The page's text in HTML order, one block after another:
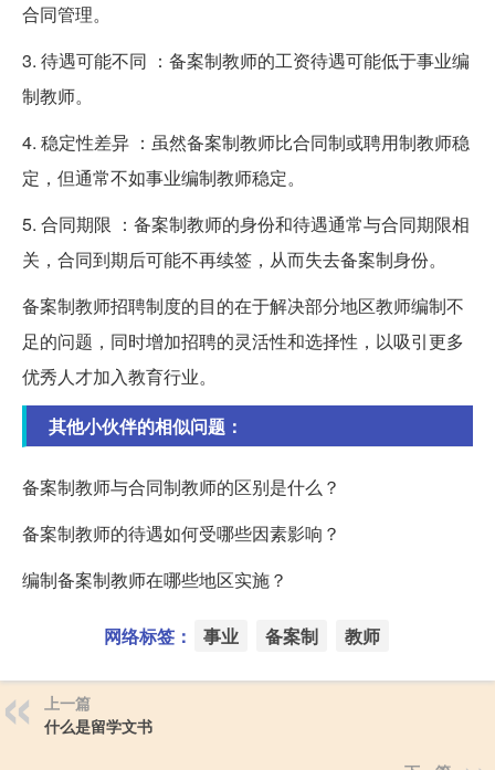
合同管理。
3. 待遇可能不同 ：备案制教师的工资待遇可能低于事业编
制教师。
4. 稳定性差异 ：虽然备案制教师比合同制或聘用制教师稳
定，但通常不如事业编制教师稳定。
5. 合同期限 ：备案制教师的身份和待遇通常与合同期限相
关，合同到期后可能不再续签，从而失去备案制身份。
备案制教师招聘制度的目的在于解决部分地区教师编制不
足的问题，同时增加招聘的灵活性和选择性，以吸引更多
优秀人才加入教育行业。
其他小伙伴的相似问题：
备案制教师与合同制教师的区别是什么？
备案制教师的待遇如何受哪些因素影响？
编制备案制教师在哪些地区实施？
网络标签： 事业 备案制 教师
上一篇
什么是留学文书